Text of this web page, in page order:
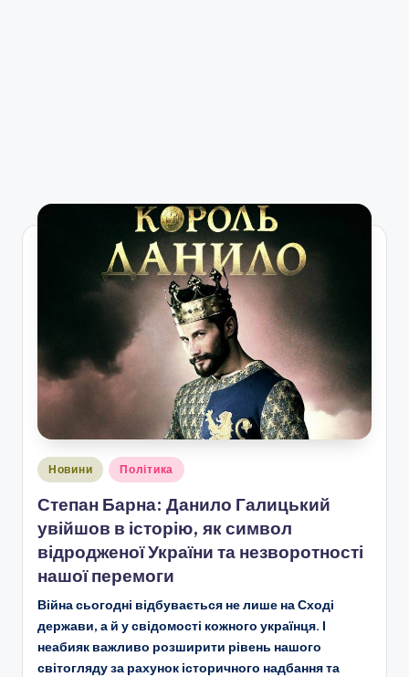
Опубліковано
Новини Політика
Степан Барна: Данило Галицький
увійшов в історію, як символ
відродженої України та незворотності
нашої перемоги
Війна сьогодні відбувається не лише на Сході
держави, а й у свідомості кожного українця. І
неабияк важливо розширити рівень нашого
світогляду за рахунок історичного надбання та